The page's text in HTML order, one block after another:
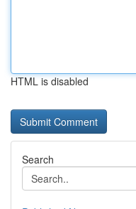
HTML is disabled
Search